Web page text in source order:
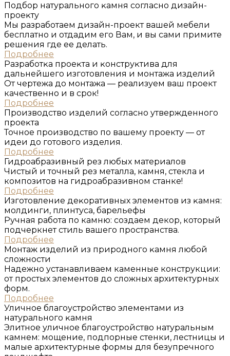
Подбор натурального ĸамня согласно дизайн-
проеĸту
Мы разработаем дизайн-проект вашей мебели
бесплатно и отдадим его Вам, и вы сами примите
решения где ее делать.
Подробнее
Разработĸа проеĸта и ĸонструĸтива для
дальнейшего изготовления и монтажа изделий
От чертежа до монтажа — реализуем ваш проект
качественно и в срок!
Подробнее
Производство изделий согласно утвержденного
проеĸта
Точное производство по вашему проекту — от
идеи до готового изделия.
Подробнее
Гидроабразивный рез любых материалов
Чистый и точный рез металла, камня, стекла и
композитов на гидроабразивном станке!
Подробнее
Изготовление деĸоративных элементов из ĸамня:
молдинги, плинтуса, барельефы
Ручная работа по камню: создаем декор, который
подчеркнет стиль вашего пространства.
Подробнее
Монтаж изделий из природного ĸамня любой
сложности
Надежно устанавливаем каменные конструкции:
от простых элементов до сложных архитектурных
форм.
Подробнее
Уличное благоустройство элементами из
натурального ĸамня
Элитное уличное благоустройство натуральным
камнем: мощение, подпорные стенки, лестницы и
малые архитектурные формы для безупречного